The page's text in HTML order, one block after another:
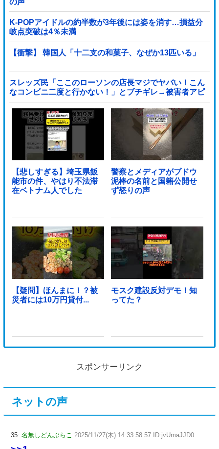
の声
K-POPアイドルの約半数が3年後には姿を消す…損益分
岐点突破は4％未満
【衝撃】 韓国人「十二支の和菓子、なぜか13匹いる」
スレッズ民「ここのローソンの店長マジでヤバい！こん
なコンビニ二度と行かない！」とブチギレ→被害者アピ
するも「ヤバイのはお前だよ」とツッコミ殺到ｗｗｗｗ
ｗｗｗ他
【悲しすぎる】埼玉県飯
能市の件、やはり不法滞
在ベトナム人でした
警察とメディアがブドウ
泥棒の名前と国籍公開せ
ず怒りの声
【疑問】ほんまに！？被
災者には10万円貸付...
モスク建設反対デモ！知
ってた？
スポンサーリンク
ネットの声
35: 名無しどんぶらこ 2025/11/27(木) 14:33:58.57 ID:jvUmaJJD0